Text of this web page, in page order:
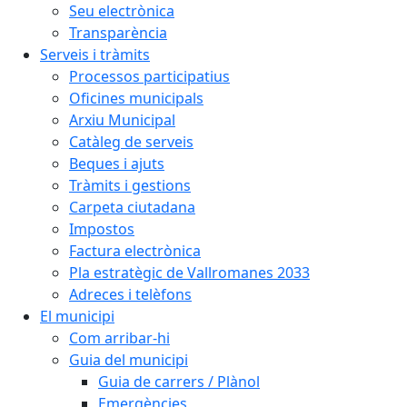
Seu electrònica
Transparència
Serveis i tràmits
Processos participatius
Oficines municipals
Arxiu Municipal
Catàleg de serveis
Beques i ajuts
Tràmits i gestions
Carpeta ciutadana
Impostos
Factura electrònica
Pla estratègic de Vallromanes 2033
Adreces i telèfons
El municipi
Com arribar-hi
Guia del municipi
Guia de carrers / Plànol